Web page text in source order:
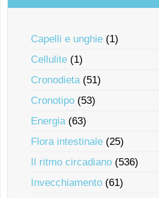
Capelli e unghie (1)
Cellulite (1)
Cronodieta(51)
Cronotipo (53)
Energia(63)
Flora intestinale (25)
Il ritmo circadiano (536)
Invecchiamento (61)